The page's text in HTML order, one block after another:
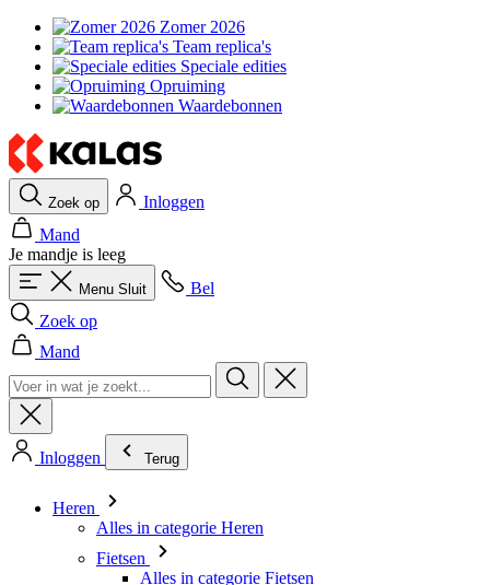
Zomer 2026
Team replica's
Speciale edities
Opruiming
Waardebonnen
Zoek op
Inloggen
Mand
Je mandje is leeg
Menu Sluit
Bel
Zoek op
Mand
Inloggen Terug
Heren
Alles in categorie Heren
Fietsen
Alles in categorie Fietsen